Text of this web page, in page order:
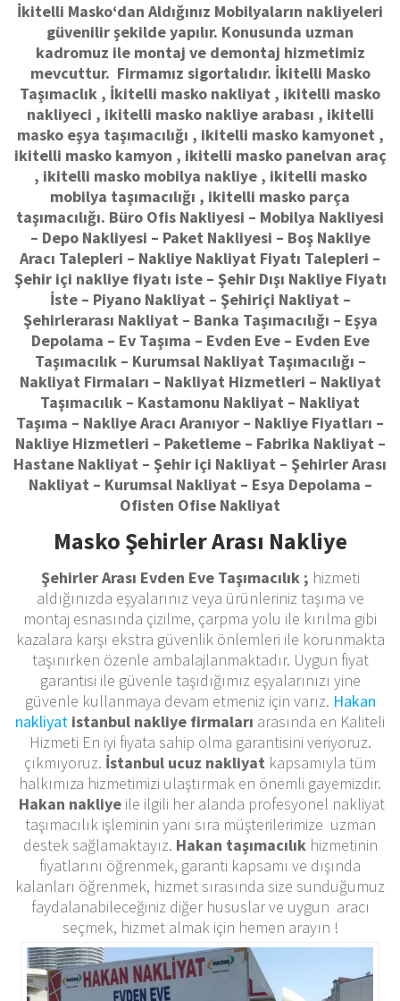
İkitelli Masko‘dan Aldığınız Mobilyaların nakliyeleri
güvenilir şekilde yapılır. Konusunda uzman
kadromuz ile montaj ve demontaj hizmetimiz
mevcuttur. Firmamız sigortalıdır. İkitelli Masko
Taşımaclık , İkitelli masko nakliyat , ikitelli masko
nakliyeci , ikitelli masko nakliye arabası , ikitelli
masko eşya taşımacılığı , ikitelli masko kamyonet ,
ikitelli masko kamyon , ikitelli masko panelvan araç
, ikitelli masko mobilya nakliye , ikitelli masko
mobilya taşımacılığı , ikitelli masko parça
taşımacılığı. Büro Ofis Nakliyesi – Mobilya Nakliyesi
– Depo Nakliyesi – Paket Nakliyesi – Boş Nakliye
Aracı Talepleri – Nakliye Nakliyat Fiyatı Talepleri –
Şehir içi nakliye fiyatı iste – Şehir Dışı Nakliye Fiyatı
İste – Piyano Nakliyat – Şehiriçi Nakliyat –
Şehirlerarası Nakliyat – Banka Taşımacılığı – Eşya
Depolama – Ev Taşıma – Evden Eve – Evden Eve
Taşımacılık – Kurumsal Nakliyat Taşımacılığı –
Nakliyat Firmaları – Nakliyat Hizmetleri – Nakliyat
Taşımacılık – Kastamonu Nakliyat – Nakliyat
Taşıma – Nakliye Aracı Aranıyor – Nakliye Fiyatları –
Nakliye Hizmetleri – Paketleme – Fabrika Nakliyat –
Hastane Nakliyat – Şehir içi Nakliyat – Şehirler Arası
Nakliyat – Kurumsal Nakliyat – Esya Depolama –
Ofisten Ofise Nakliyat
Masko Şehirler Arası Nakliye
Şehirler Arası Evden Eve Taşımacılık ; hizmeti
aldığınızda eşyalarınız veya ürünleriniz taşıma ve
montaj esnasında çizilme, çarpma yolu ile kırılma gibi
kazalara karşı ekstra güvenlik önlemleri ile korunmakta
taşınırken özenle ambalajlanmaktadır. Uygun fiyat
garantisi ile güvenle taşıdığımız eşyalarınızı yine
güvenle kullanmaya devam etmeniz için varız. Hakan
nakliyat istanbul nakliye firmaları arasında en Kaliteli
Hizmeti En iyi fiyata sahip olma garantisini veriyoruz.
çıkmıyoruz. İstanbul ucuz nakliyat kapsamıyla tüm
halkımıza hizmetimizi ulaştırmak en önemli gayemizdir.
Hakan nakliye ile ilgili her alanda profesyonel nakliyat
taşımacılık işleminin yanı sıra müşterilerimize uzman
destek sağlamaktayız. Hakan taşımacılıkhizmetinin
fiyatlarını öğrenmek, garanti kapsamı ve dışında
kalanları öğrenmek, hizmet sırasında size sunduğumuz
faydalanabileceğiniz diğer hususlar ve uygun aracı
seçmek, hizmet almak için hemen arayın !